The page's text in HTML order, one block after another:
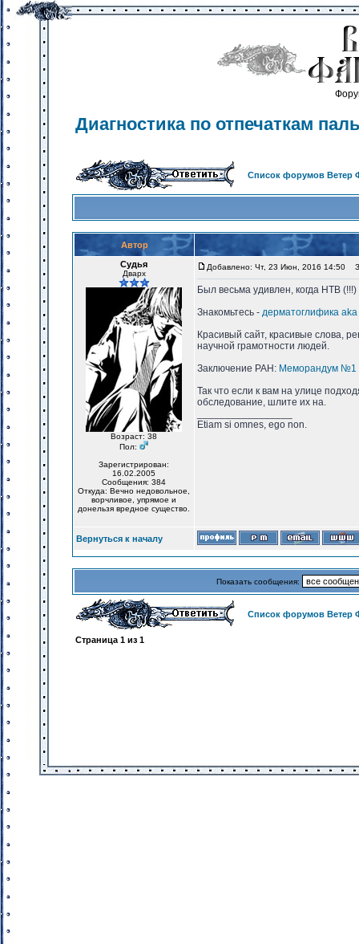
Диагностика по отпечаткам
Список форумов Ветер
Автор
Судья
Дварх
Возраст: 38
Пол:
Зарегистрирован:
16.02.2005
Сообщения: 384
Откуда: Вечно недовольное,
ворчливое, упрямое и
донельзя вредное существо.
Добавлено: Чт, 23 Июн, 2016 14:50
Был весьма удивлен, когда НТВ
Знакомьтесь - дерматоглифика
Красивый сайт, красивые слова,
научной грамотности людей.
Заключение РАН: Меморандум №1
Так что если к вам на улице
обследование, шлите их на.
Etiam si omnes, ego non.
Вернуться к началу
Показать сообщения:
Список форумов Ветер
Страница 1 из 1